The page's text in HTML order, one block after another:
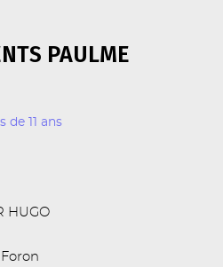
PAULME
de 11 ans
HUGO